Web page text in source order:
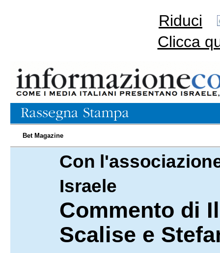
Riduci
Clicca
Bet Magazine
Con
Israele
Commento di
Scalise e